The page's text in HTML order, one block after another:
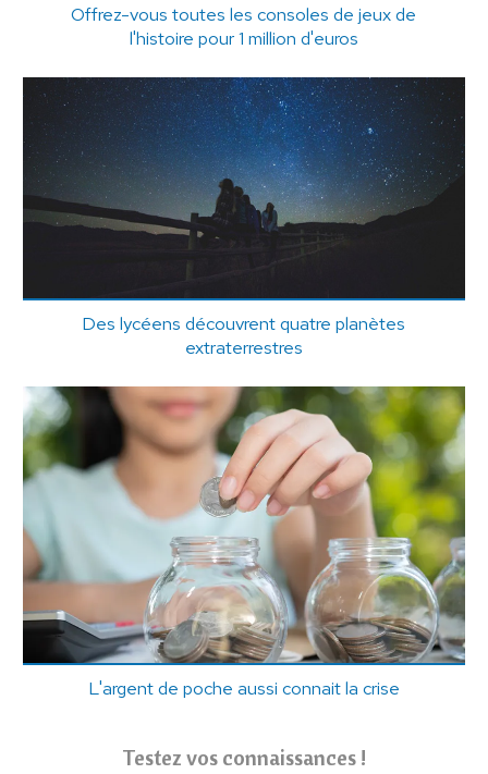
Offrez-vous toutes les consoles de jeux de
l'histoire pour 1 million d'euros
Des lycéens découvrent quatre planètes
extraterrestres
L'argent de poche aussi connait la crise
Testez vos connaissances !